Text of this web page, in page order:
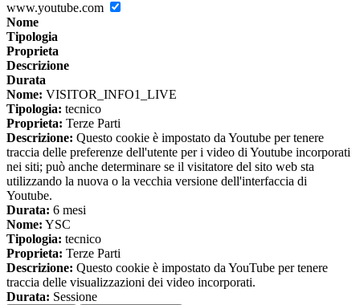
www.youtube.com
Nome
Tipologia
Proprieta
Descrizione
Durata
Nome: VISITOR_INFO1_LIVE
Tipologia: tecnico
Proprieta: Terze Parti
Descrizione: Questo cookie è impostato da Youtube per tenere
traccia delle preferenze dell'utente per i video di Youtube incorporati
nei siti; può anche determinare se il visitatore del sito web sta
utilizzando la nuova o la vecchia versione dell'interfaccia di
Youtube.
Durata: 6 mesi
Nome: YSC
Tipologia: tecnico
Proprieta: Terze Parti
Descrizione: Questo cookie è impostato da YouTube per tenere
traccia delle visualizzazioni dei video incorporati.
Durata: Sessione